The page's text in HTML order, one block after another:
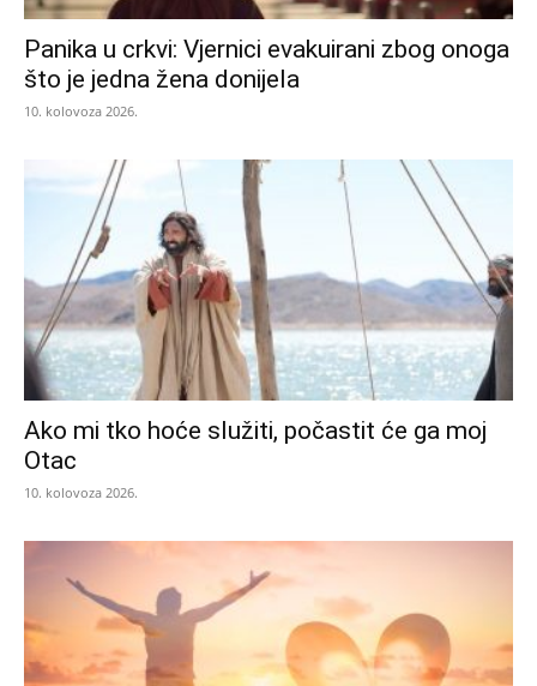
Panika u crkvi: Vjernici evakuirani zbog onoga
što je jedna žena donijela
10. kolovoza 2026.
Ako mi tko hoće služiti, počastit će ga moj
Otac
10. kolovoza 2026.